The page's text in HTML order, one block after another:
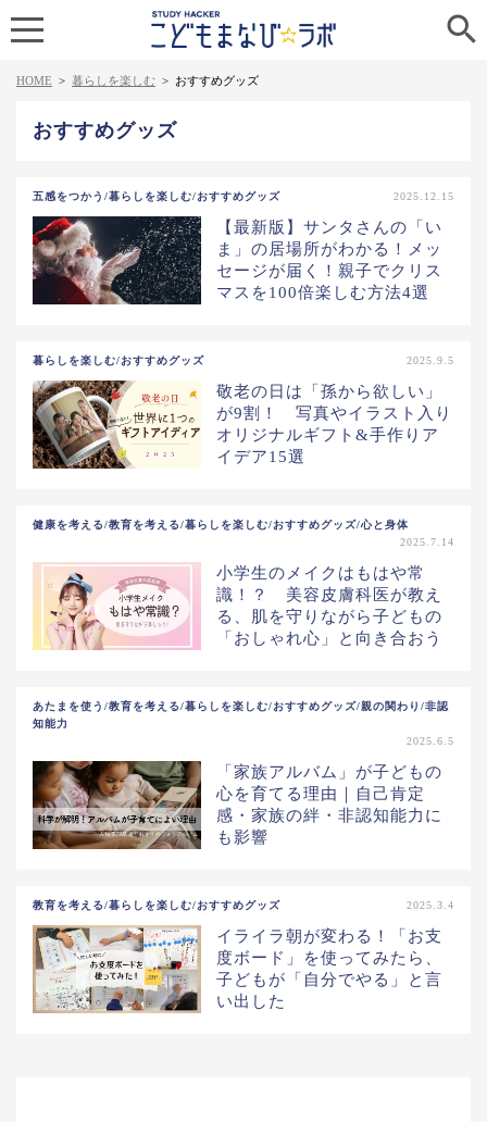

HOME > 暮らしを楽しむ > おすすめグッズ
おすすめグッズ
五感をつかう/暮らしを楽しむ/おすすめグッズ 2025.12.15
【最新版】サンタさんの「い
ま」の居場所がわかる！メッ
セージが届く！親子でクリス
マスを100倍楽しむ方法4選
暮らしを楽しむ/おすすめグッズ 2025.9.5
敬老の日は「孫から欲しい」
が9割！ 写真やイラスト入り
オリジナルギフト&手作りア
イデア15選
健康を考える/教育を考える/暮らしを楽しむ/おすすめグッズ/心と身体
2025.7.14
小学生のメイクはもはや常
識！？ 美容皮膚科医が教え
る、肌を守りながら子どもの
「おしゃれ心」と向き合おう
あたまを使う/教育を考える/暮らしを楽しむ/おすすめグッズ/親の関わり/非認
知能力
2025.6.5
「家族アルバム」が子どもの
心を育てる理由｜自己肯定
感・家族の絆・非認知能力に
も影響
教育を考える/暮らしを楽しむ/おすすめグッズ 2025.3.4
イライラ朝が変わる！「お支
度ボード」を使ってみたら、
子どもが「自分でやる」と言
い出した